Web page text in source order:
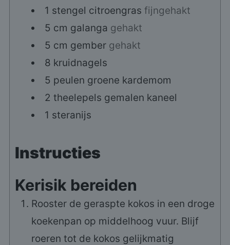
1 stengel citroengras fijngehakt
5 cm galanga gehakt
5 cm gember gehakt
8 kruidnagels
5 peulen groene kardemom
2 theelepels gemalen kaneel
1 steranijs
Instructies
Kerisik bereiden
Rooster de geraspte kokos in een droge
koekenpan op middelhoog vuur. Blijf
roeren tot de kokos gelijkmatig